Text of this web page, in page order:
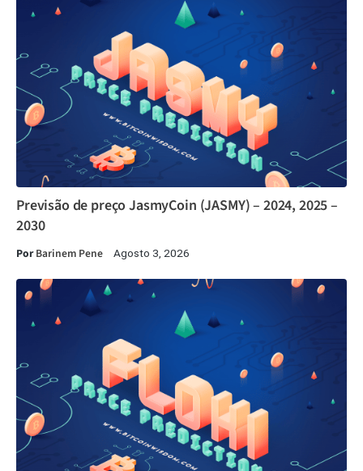
Previsão de preço JasmyCoin (JASMY) – 2024, 2025 –
2030
PorBarinem Pene Agosto 3, 2026